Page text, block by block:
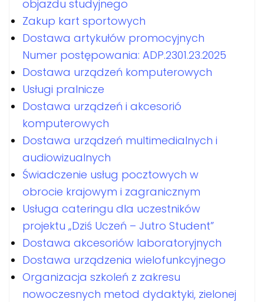
objazdu studyjnego
Zakup kart sportowych
Dostawa artykułów promocyjnych
Numer postępowania: ADP.2301.23.2025
Dostawa urządzeń komputerowych
Usługi pralnicze
Dostawa urządzeń i akcesorió
komputerowych
Dostawa urządzeń multimedialnych i
audiowizualnych
Świadczenie usług pocztowych w
obrocie krajowym i zagranicznym
Usługa cateringu dla uczestników
projektu „Dziś Uczeń – Jutro Student”
Dostawa akcesoriów laboratoryjnych
Dostawa urządzenia wielofunkcyjnego
Organizacja szkoleń z zakresu
nowoczesnych metod dydaktyki, zielonej